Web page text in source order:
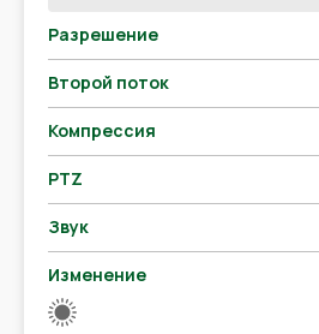
Разрешение
Второй поток
Компрессия
PTZ
Звук
Изменение